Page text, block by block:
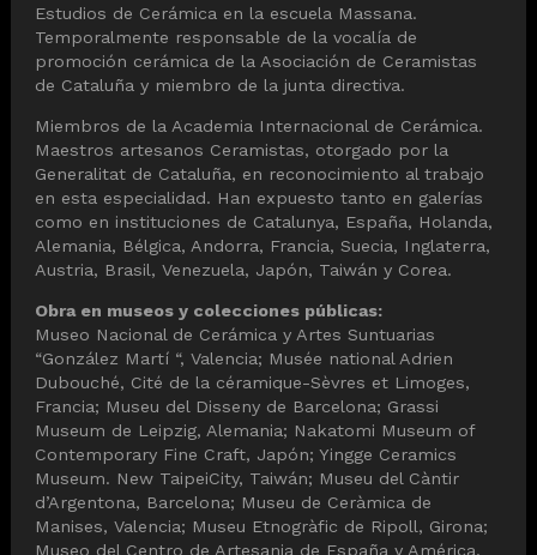
Estudios de Cerámica en la escuela Massana.
Temporalmente responsable de la vocalía de
promoción cerámica de la Asociación de Ceramistas
de Cataluña y miembro de la junta directiva.
Miembros de la Academia Internacional de Cerámica.
Maestros artesanos Ceramistas, otorgado por la
Generalitat de Cataluña, en reconocimiento al trabajo
en esta especialidad. Han expuesto tanto en galerías
como en instituciones de Catalunya, España, Holanda,
Alemania, Bélgica, Andorra, Francia, Suecia, Inglaterra,
Austria, Brasil, Venezuela, Japón, Taiwán y Corea.
Obra en museos y colecciones públicas:
Museo Nacional de Cerámica y Artes Suntuarias
“González Martí “, Valencia; Musée national Adrien
Dubouché, Cité de la céramique-Sèvres et Limoges,
Francia; Museu del Disseny de Barcelona; Grassi
Museum de Leipzig, Alemania; Nakatomi Museum of
Contemporary Fine Craft, Japón; Yingge Ceramics
Museum. New TaipeiCity, Taiwán; Museu del Càntir
d’Argentona, Barcelona; Museu de Ceràmica de
Manises, Valencia; Museu Etnogràfic de Ripoll, Girona;
Museo del Centro de Artesania de España y América,